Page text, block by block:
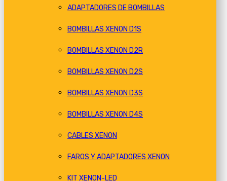
ADAPTADORES DE BOMBILLAS
BOMBILLAS XENON D1S
BOMBILLAS XENON D2R
BOMBILLAS XENON D2S
BOMBILLAS XENON D3S
BOMBILLAS XENON D4S
CABLES XENON
FAROS Y ADAPTADORES XENON
KIT XENON-LED